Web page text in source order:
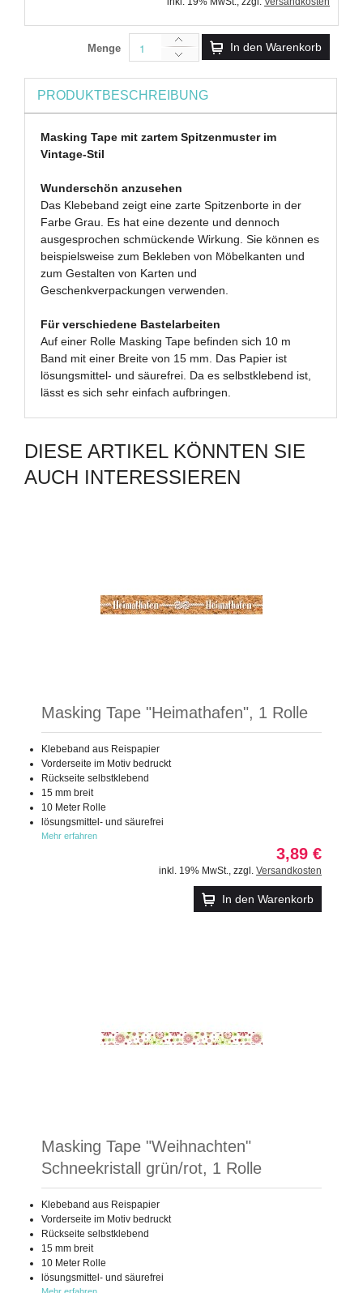
Menge In den Warenkorb
PRODUKTBESCHREIBUNG
Masking Tape mit zartem Spitzenmuster im
Vintage-Stil
Wunderschön anzusehen
Das Klebeband zeigt eine zarte Spitzenborte in der
Farbe Grau. Es hat eine dezente und dennoch
ausgesprochen schmückende Wirkung. Sie können es
beispielsweise zum Bekleben von Möbelkanten und
zum Gestalten von Karten und
Geschenkverpackungen verwenden.
Für verschiedene Bastelarbeiten
Auf einer Rolle Masking Tape befinden sich 10 m
Band mit einer Breite von 15 mm. Das Papier ist
lösungsmittel- und säurefrei. Da es selbstklebend ist,
lässt es sich sehr einfach aufbringen.
DIESE ARTIKEL KÖNNTEN SIE
AUCH INTERESSIEREN
Masking Tape "Heimathafen", 1 Rolle
Klebeband aus Reispapier
Vorderseite im Motiv bedruckt
Rückseite selbstklebend
15 mm breit
10 Meter Rolle
lösungsmittel- und säurefrei
Mehr erfahren
3,89 €
inkl. 19% MwSt. zzgl. Versandkosten
In den Warenkorb
Masking Tape "Weihnachten"
Schneekristall grün/rot, 1 Rolle
Klebeband aus Reispapier
Vorderseite im Motiv bedruckt
Rückseite selbstklebend
15 mm breit
10 Meter Rolle
lösungsmittel- und säurefrei